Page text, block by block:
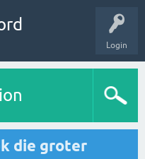
Login
die groter